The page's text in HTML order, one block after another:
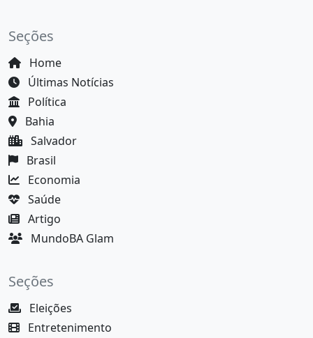
Seções
Home
Últimas Notícias
Política
Bahia
Salvador
Brasil
Economia
Saúde
Artigo
MundoBA Glam
Seções
Eleições
Entretenimento